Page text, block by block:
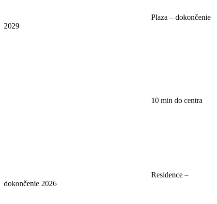
Plaza – dokončenie
2029
10 min do centra
Residence –
dokončenie 2026